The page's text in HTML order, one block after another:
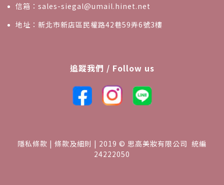
信箱：sales-siegal@umail.hinet.net
地址：新北市新店區民權路42巷59弄6號3樓
追蹤我們 / Follow us
隱私條款 | 條款及細則 | 2019 © 思高美妝有限公司 統編
24222050